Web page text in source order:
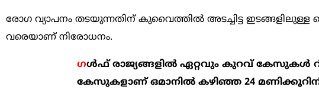
രോഗ വ്യാപനം തടയുന്നതിന് കുവൈത്തില്‍ അടച്ചിട്ട ഇടങ്ങളിലുള്ള
വരെയാണ് നിരോധനം.
ഗള്‍ഫ് രാജ്യങ്ങളില്‍ ഏറ്റവും കുറവ് കേസുകള്‍
കേസുകളാണ് ഒമാനില്‍ കഴിഞ്ഞ 24